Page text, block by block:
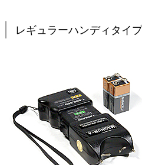
レギュラーハンディタイプ